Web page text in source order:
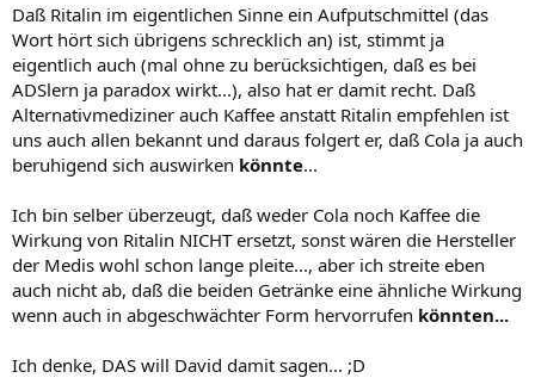
Daß Ritalin im eigentlichen Sinne ein Aufputschmittel (das
Wort hört sich übrigens schrecklich an) ist, stimmt ja
eigentlich auch (mal ohne zu berücksichtigen, daß es bei
ADSlern ja paradox wirkt...), also hat er damit recht. Daß
Alternativmediziner auch Kaffee anstatt Ritalin empfehlen ist
uns auch allen bekannt und daraus folgert er, daß Cola ja auch
beruhigend sich auswirken könnte...
Ich bin selber überzeugt, daß weder Cola noch Kaffee die
Wirkung von Ritalin NICHT ersetzt, sonst wären die Hersteller
der Medis wohl schon lange pleite..., aber ich streite eben
auch nicht ab, daß die beiden Getränke eine ähnliche Wirkung
wenn auch in abgeschwächter Form hervorrufen könnten...
Ich denke, DAS will David damit sagen... ;D